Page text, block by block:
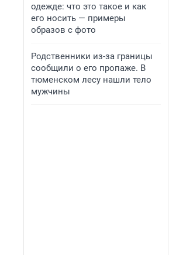
одежде: что это такое и как
его носить — примеры
образов с фото
Родственники из-за границы
сообщили о его пропаже. В
тюменском лесу нашли тело
мужчины